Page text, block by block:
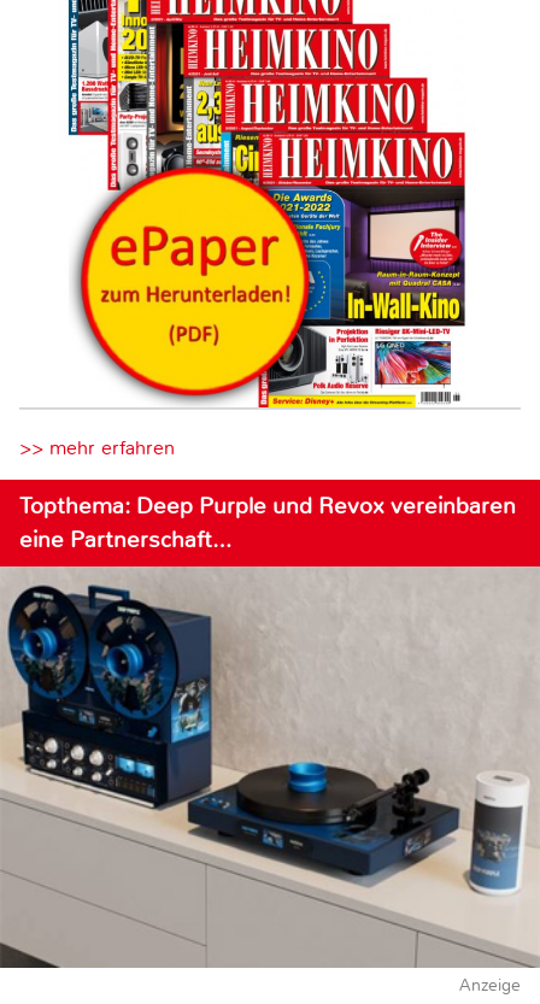
>> mehr erfahren
Topthema: Deep Purple und Revox vereinbaren
eine Partnerschaft…
Anzeige